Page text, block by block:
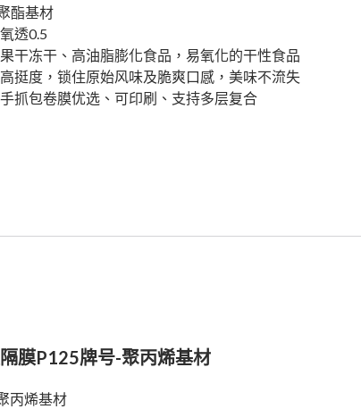
酯基材
透0.5
干冻干、高油脂膨化食品，易氧化的干性食品
挺度，锁住原始风味及脆爽口感，美味不流失
抓包卷膜优选、可印刷、支持多层复合
膜P125牌号-聚丙烯基材
丙烯基材